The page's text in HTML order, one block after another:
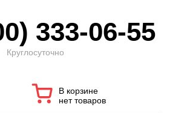
333-06-55
Круглосуточно
В корзине
нет товаров